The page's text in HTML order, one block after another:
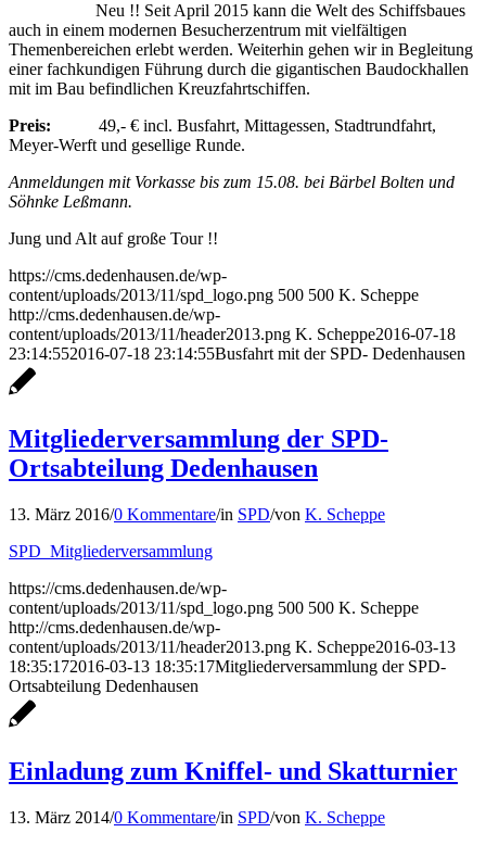
Neu !! Seit April 2015 kann die Welt des Schiffsbaues
auch in einem modernen Besucherzentrum mit vielfältigen
Themenbereichen erlebt werden. Weiterhin gehen wir in Begleitung
einer fachkundigen Führung durch die gigantischen Baudockhallen
mit im Bau befindlichen Kreuzfahrtschiffen.
Preis:
49,- € incl. Busfahrt, Mittagessen, Stadtrundfahrt,
Meyer-Werft und gesellige Runde.
Anmeldungen mit Vorkasse bis zum 15.08. bei Bärbel Bolten und
Söhnke Leßmann.
Jung und Alt auf große Tour !!
https://cms.dedenhausen.de/wp-
content/uploads/2013/11/spd_logo.png 500 500 K. Scheppe
http://cms.dedenhausen.de/wp-
content/uploads/2013/11/header2013.png K. Scheppe2016-07-18
23:14:552016-07-18 23:14:55Busfahrt mit der SPD- Dedenhausen
Mitgliederversammlung der SPD-
Ortsabteilung Dedenhausen
13. März 2016/0 Kommentare/in SPD/von K. Scheppe
SPD_Mitgliederversammlung
https://cms.dedenhausen.de/wp-
content/uploads/2013/11/spd_logo.png 500 500 K. Scheppe
http://cms.dedenhausen.de/wp-
content/uploads/2013/11/header2013.png K. Scheppe2016-03-13
18:35:172016-03-13 18:35:17Mitgliederversammlung der SPD-
Ortsabteilung Dedenhausen
Einladung zum Kniffel- und Skatturnier
13. März 2014/0 Kommentare/in SPD/von K. Scheppe